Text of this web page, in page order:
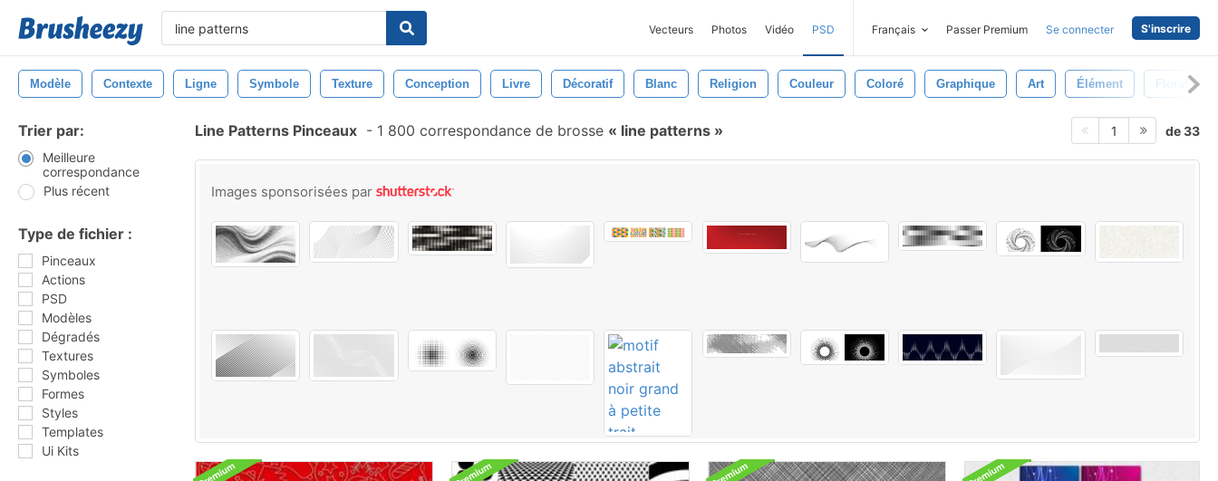
Vecteurs Photos Vidéo PSD Français Passer Premium Se connecter S'inscrire
Modèle Contexte Ligne Symbole Texture Conception Livre Décoratif Blanc Religion Couleur Coloré Graphique Art Élément Floral
Trier par:
Meilleure
correspondance
Plus récent
Type de fichier :
Pinceaux
Actions
PSD
Modèles
Dégradés
Textures
Symboles
Formes
Styles
Templates
Ui Kits
Line Patterns Pinceaux - 1 800 correspondance de brosse line patterns 1 de 33
Images sponsorisées par